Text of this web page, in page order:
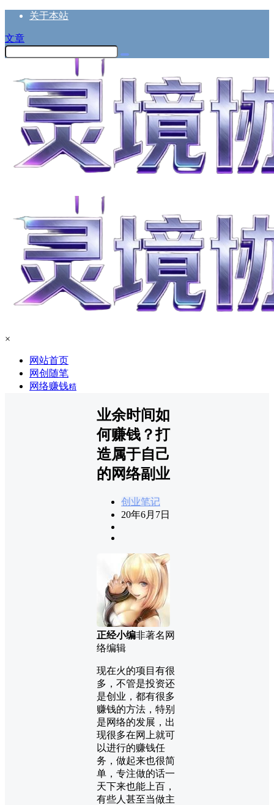
关于本站
文章
×
网站首页
网创随笔
网络赚钱精
业余时间如
何赚钱？打
造属于自己
的网络副业
创业笔记
20年6月7日
正经小编非著名网
络编辑
现在火的项目有很
多，不管是投资还
是创业，都有很多
赚钱的方法，特别
是网络的发展，出
现很多在网上就可
以进行的赚钱任
务，做起来也很简
单，专注做的话一
天下来也能上百，
有些人甚至当做主